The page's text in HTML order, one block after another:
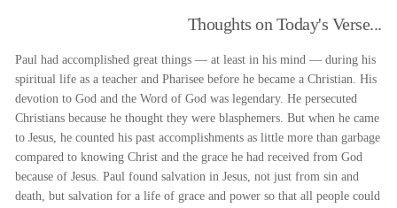
Thoughts on Today's Verse...
Paul had accomplished great things — at least in his mind — during his
spiritual life as a teacher and Pharisee before he became a Christian. His
devotion to God and the Word of God was legendary. He persecuted
Christians because he thought they were blasphemers. But when he came
to Jesus, he counted his past accomplishments as little more than garbage
compared to knowing Christ and the grace he had received from God
because of Jesus. Paul found salvation in Jesus, not just from sin and
death, but salvation for a life of grace and power so that all people could